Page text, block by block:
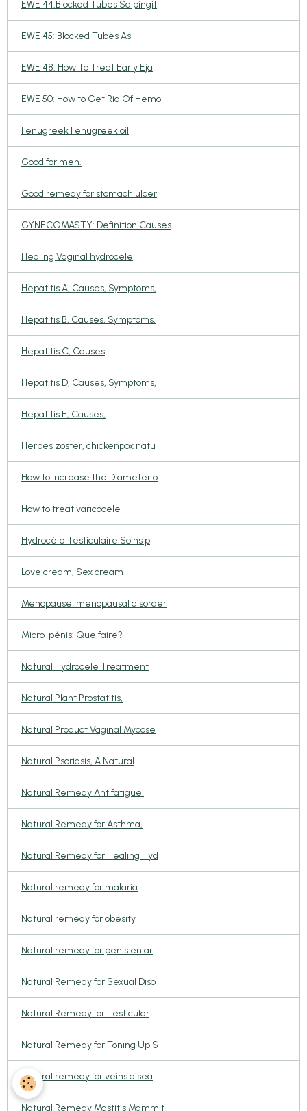
EWE 44:Blocked Tubes Salpingit
EWE 45: Blocked Tubes As
EWE 48: How To Treat Early Eja
EWE 50: How to Get Rid Of Hemo
Fenugreek Fenugreek oil
Good for men.
Good remedy for stomach ulcer
GYNECOMASTY: Definition Causes
Healing Vaginal hydrocele
Hepatitis A, Causes, Symptoms,
Hepatitis B, Causes, Symptoms,
Hepatitis C, Causes
Hepatitis D, Causes, Symptoms,
Hepatitis E, Causes,
Herpes zoster, chickenpox natu
How to Increase the Diameter o
How to treat varicocele
Hydrocèle Testiculaire,Soins p
Love cream, Sex cream
Menopause, menopausal disorder
Micro-pénis: Que faire?
Natural Hydrocele Treatment
Natural Plant Prostatitis,
Natural Product Vaginal Mycose
Natural Psoriasis, A Natural
Natural Remedy Antifatigue,
Natural Remedy for Asthma,
Natural Remedy for Healing Hyd
Natural remedy for malaria
Natural remedy for obesity
Natural remedy for penis enlar
Natural Remedy for Sexual Diso
Natural Remedy for Testicular
Natural Remedy for Toning Up S
Natural remedy for veins disea
Natural Remedy Mastitis Mammit